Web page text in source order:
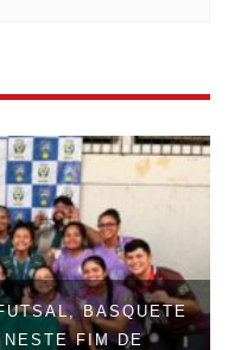
BASQUETE
FIM DE